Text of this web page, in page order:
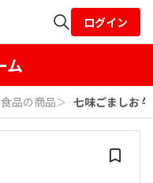
検索
ログイン
ム
品の商品＞ 七味ごましお